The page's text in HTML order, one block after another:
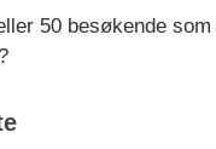
50 besøkende som